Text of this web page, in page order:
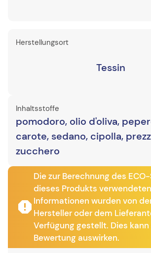
Herstellungsort
Tessin
Inhaltsstoffe
pomodoro, olio d'oliva,
carote, sedano, cipolla,
zucchero
Die zur Berechnung des ECO-
dieses Produkts verwendeten
Informationen wurden von
Hersteller oder dem
Verfügung gestellt. Dies
Bewertung auswirken.